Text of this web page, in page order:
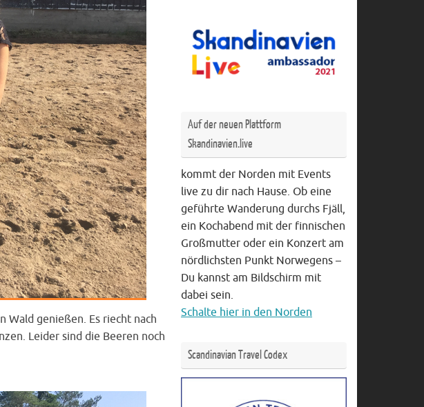
Wald genießen. Es riecht nach
Leider sind die Beeren noch
Auf der neuen Plattform
Skandinavien.live
kommt der Norden mit Events
live zu dir nach Hause. Ob eine
geführte Wanderung durchs Fjäll,
ein Kochabend mit der finnischen
Großmutter oder ein Konzert am
nördlichsten Punkt Norwegens –
Du kannst am Bildschirm mit
dabei sein.
Schalte hier in den Norden
Scandinavian Travel Codex